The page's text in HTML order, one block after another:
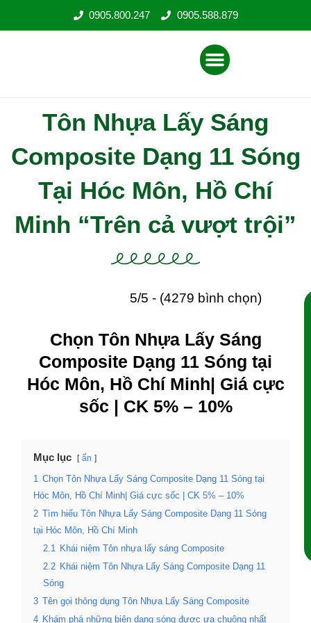
0905.800.247 0905.588.879
Menu
Tôn Nhựa Lấy Sáng
Composite Dạng 11 Sóng
Tại Hóc Môn, Hồ Chí Minh
“Trên cả vượt trội”
5/5 - (4279 bình chọn)
Chọn Tôn Nhựa Lấy Sáng
Composite Dạng 11 Sóng tại
Hóc Môn, Hồ Chí Minh| Giá cực
sốc | CK 5% – 10%
Mục lục ẩn
1 Chọn Tôn Nhựa Lấy Sáng Composite Dạng 11 Sóng tại
Hóc Môn, Hồ Chí Minh| Giá cực sốc | CK 5% – 10%
2 Tìm hiểu Tôn Nhựa Lấy Sáng Composite Dạng 11 Sóng
tại Hóc Môn, Hồ Chí Minh
2.1 Khái niệm Tôn nhựa lấy sáng Composite
2.2 Khái niệm Tôn Nhựa Lấy Sáng Composite Dạng 11
Sóng
3 Tên gọi thông dụng Tôn Nhựa Lấy Sáng Composite
4 Khám phá những biên dạng sóng được ưa chuộng